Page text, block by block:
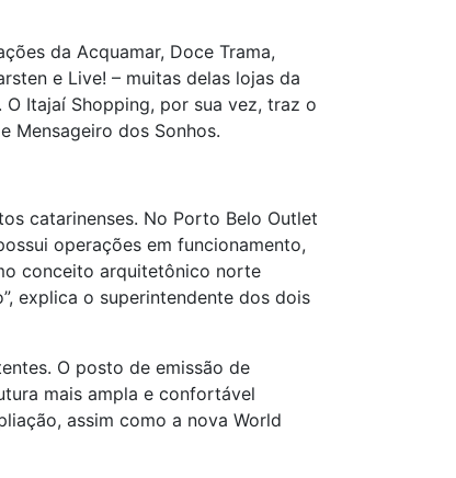
da Acquamar, Doce Trama,
e Live! – muitas delas lojas da
Itajaí Shopping, por sua vez, traz o
Mensageiro dos Sonhos.
catarinenses. No Porto Belo Outlet
operações em funcionamento,
conceito arquitetônico norte
explica o superintendente dos dois
O posto de emissão de
mais ampla e confortável
assim como a nova World